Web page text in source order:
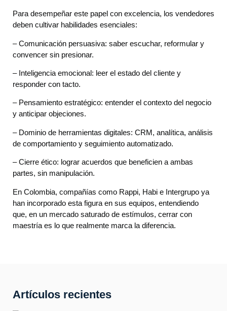
Para desempeñar este papel con excelencia, los vendedores
deben cultivar habilidades esenciales:
– Comunicación persuasiva: saber escuchar, reformular y
convencer sin presionar.
– Inteligencia emocional: leer el estado del cliente y
responder con tacto.
– Pensamiento estratégico: entender el contexto del negocio
y anticipar objeciones.
– Dominio de herramientas digitales: CRM, analítica, análisis
de comportamiento y seguimiento automatizado.
– Cierre ético: lograr acuerdos que beneficien a ambas
partes, sin manipulación.
En Colombia, compañías como Rappi, Habi e Intergrupo ya
han incorporado esta figura en sus equipos, entendiendo
que, en un mercado saturado de estímulos, cerrar con
maestría es lo que realmente marca la diferencia.
Artículos recientes